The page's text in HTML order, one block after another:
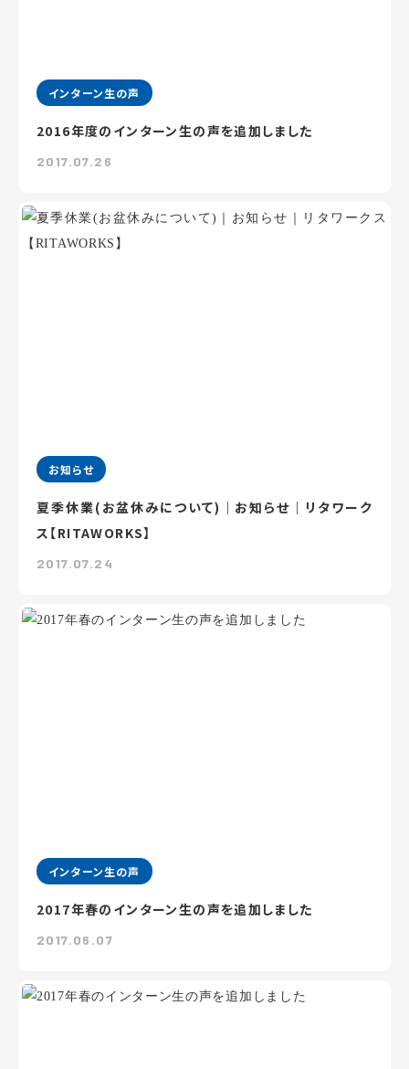
インターン生の声
2016年度のインターン生の声を追加しました
2017.07.26
お知らせ
夏季休業(お盆休みについて)｜お知らせ｜リタワーク
ス【RITAWORKS】
2017.07.24
インターン生の声
2017年春のインターン生の声を追加しました
2017.06.07